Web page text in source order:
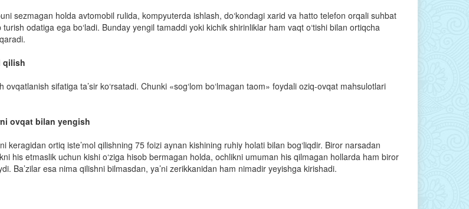
sezmagan holda avtomobil rulida, kompyuterda ishlash, do‘kondagi xarid va hatto telefon orqali suhbat
odatiga ega bo‘ladi. Bunday yengil tamaddi yoki kichik shirinliklar ham vaqt o‘tishi bilan ortiqcha
qilish
ovqatlanish sifatiga ta’sir ko‘rsatadi. Chunki «sog‘lom bo‘lmagan taom» foydali oziq-ovqat mahsulotlari
ovqat bilan yengish
keragidan ortiq iste’mol qilishning 75 foizi aynan kishining ruhiy holati bilan bog‘liqdir. Biror narsadan
his etmaslik uchun kishi o‘ziga hisob bermagan holda, ochlikni umuman his qilmagan hollarda ham biror
Ba’zilar esa nima qilishni bilmasdan, ya’ni zerikkanidan ham nimadir yeyishga kirishadi.